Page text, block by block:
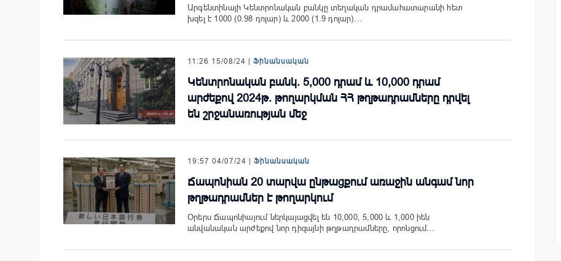
Արգենտինայի Կենտրոնական բանկը տեղական դրամահատարանի հետ
խզել է 1000 (0.98 դոլար) և 2000 (1.9 դոլար)…
11:26 15/08/24 | Ֆինանսական
Կենտրոնական բանկ. 5,000 դրամ և 10,000 դրամ
արժեքով 2024թ. թողարկման ՀՀ թղթադրամները դրվել
են շրջանառության մեջ
19:57 04/07/24 | Ֆինանսական
Ճապոնիան 20 տարվա ընթացքում առաջին անգամ նոր
թղթադրամներ է թողարկում
Օրերս Ճապոնիայում ներկայացվել են 10,000, 5,000 և 1,000 իեն
անվանական արժեքով նոր դիզայնի թղթադրամները, որոնցում…